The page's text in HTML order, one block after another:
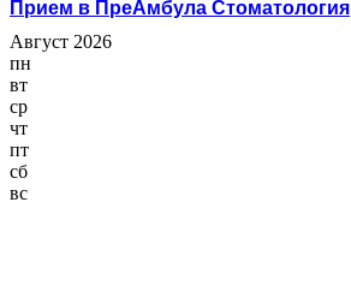
Прием в ПреАмбула Стоматология
Август 2026
пн
вт
ср
чт
пт
сб
вс